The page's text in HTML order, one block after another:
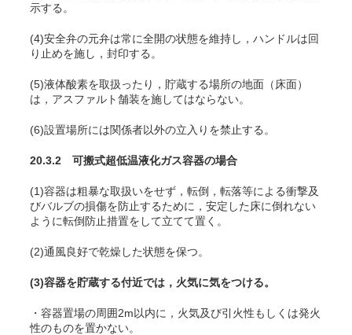
示する。
(4)安全弁の元弁は常に全開の状態を維持し，ハンドルは回
り止めを施し，封印する。
(5)液体酸素を取扱ったり，貯蔵する場所の地面（床面）
は，アスファルト舗装を施してはならない。
(6)設置場所には関係者以外の立入りを禁止する。
20.3.2 可搬式超低温液化ガス容器の場合
(1)容器は粗暴な取扱いをせず，転倒，転落等による衝撃及
びバルブの損傷を防止するために，安定した床に倒れない
ように転倒防止措置をして立てて置く。
(2)通風良好で乾燥した状態を保つ。
(3)容器を貯蔵する付近では，火気に気をつける。
・容器置場の周囲2m以内に，火気及び引火性もしくは発火
性のものを置かない。